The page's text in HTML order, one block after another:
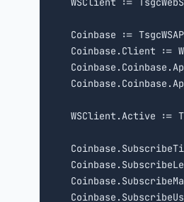
Coinbase :=
Coinbase.Client :=
WSClient.Active :=